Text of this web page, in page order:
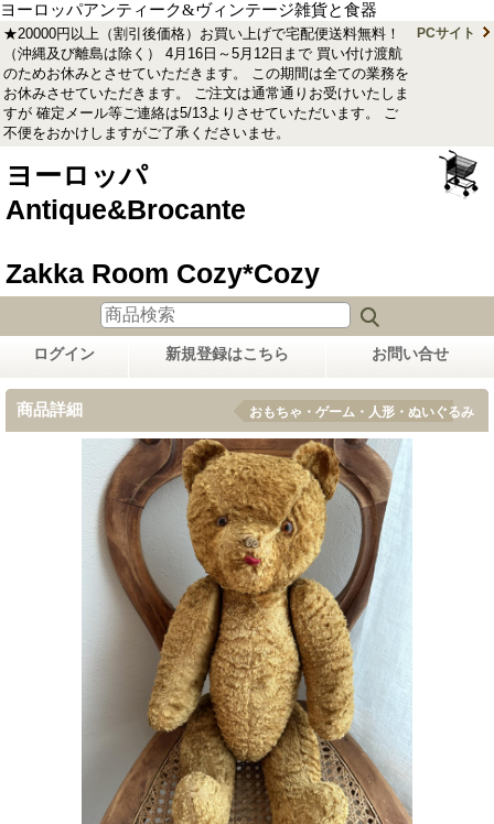
ヨーロッパアンティーク&ヴィンテージ雑貨と食器
★20000円以上（割引後価格）お買い上げで宅配便送料無料！
（沖縄及び離島は除く） 4月16日～5月12日まで 買い付け渡航
のためお休みとさせていただきます。 この期間は全ての業務を
お休みさせていただきます。 ご注文は通常通りお受けいたしま
すが 確定メール等ご連絡は5/13よりさせていただいます。 ご
不便をおかけしますがご了承くださいませ。
PCサイト
ヨーロッパ
Antique&Brocante
Zakka Room Cozy*Cozy
ログイン 新規登録はこちら お問い合せ
商品詳細 おもちゃ・ゲーム・人形・ぬいぐるみ